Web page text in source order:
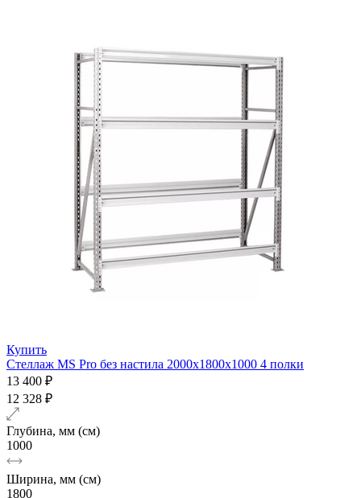
Купить
Стеллаж MS Pro без настила 2000х1800x1000 4 полки
13 400 ₽
12 328 ₽
Глубина, мм (см)
1000
Ширина, мм (см)
1800